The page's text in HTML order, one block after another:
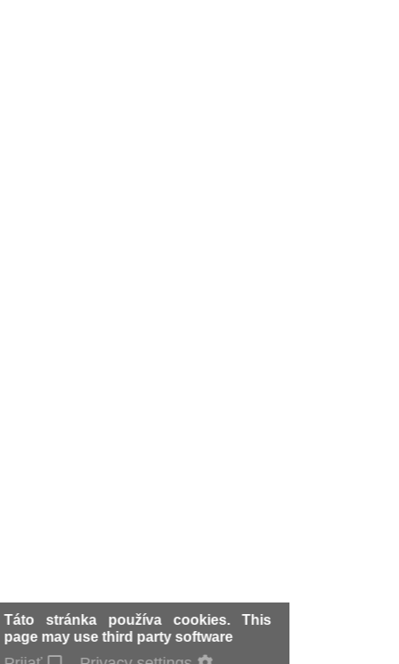
Táto stránka používa cookies. This
page may use third party software